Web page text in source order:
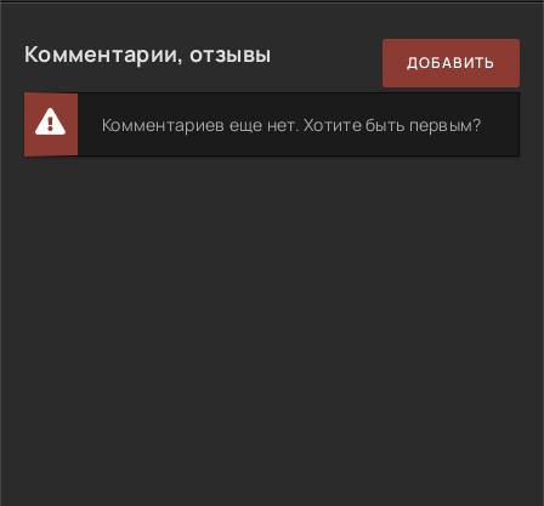
Комментарии, отзывы ДОБАВИТЬ
Комментариев еще нет. Хотите быть первым?